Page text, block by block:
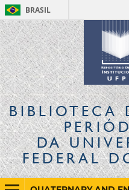
BRASIL
BIBLIOTECA
DA
FEDERAL